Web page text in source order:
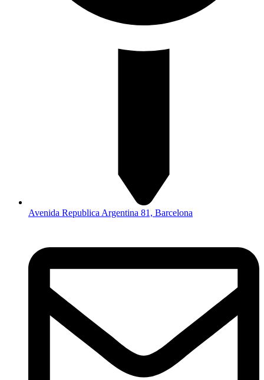
Avenida Republica Argentina 81, Barcelona